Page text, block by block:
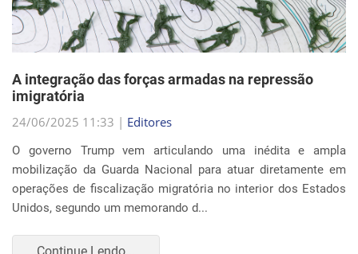
O governo Trump vem articulando uma inédita e ampla
mobilização da Guarda Nacional para atuar diretamente em
operações de fiscalização migratória no interior dos Estados
Continue Lendo...
CULTURA E SOCIEDADE